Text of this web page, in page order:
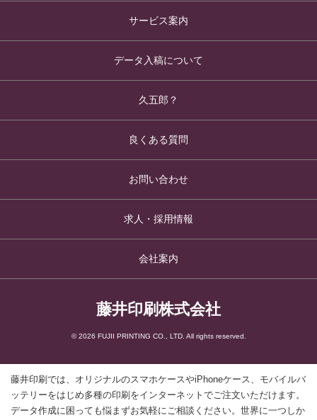
サービス案内
データ入稿について
久五郎？
良くある質問
お問い合わせ
求人・採用情報
会社案内
藤井印刷株式会社
© 2026 FUJII PRINTING CO., LTD. All rights reserved.
藤井印刷では、オリジナルのスマホケースやiPhoneケース、モバイルバ
ッテリーをはじめ多種の印刷をインターネットでご注文いただけます。
データ作成に困っても悩まずお気軽にご相談ください。世界に一つしか